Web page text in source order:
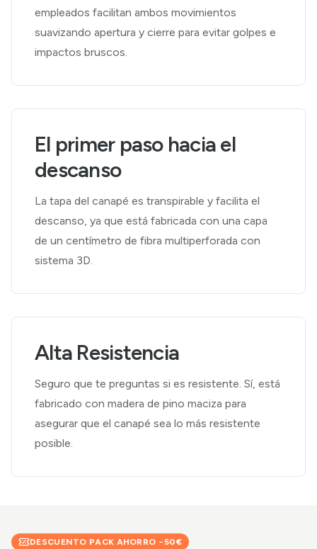
empleados facilitan ambos movimientos
suavizando apertura y cierre para evitar golpes e
impactos bruscos.
El primer paso hacia el
descanso
La tapa del canapé es transpirable y facilita el
descanso, ya que está fabricada con una capa
de un centímetro de fibra multiperforada con
sistema 3D.
Alta Resistencia
Seguro que te preguntas si es resistente. Sí, está
fabricado con madera de pino maciza para
asegurar que el canapé sea lo más resistente
posible.
DESCUENTO PACK AHORRO − 50€